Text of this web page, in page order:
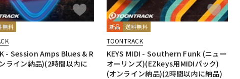
無料
- Session Amps Blues & R
ライン納品)(2時間以内に
新品 送料無料
TOONTRACK
KEYS MIDI - Southern Funk (ニュー
オーリンズ)(EZkeys用MIDIパック)
(オンライン納品)(2時間以内に納品)